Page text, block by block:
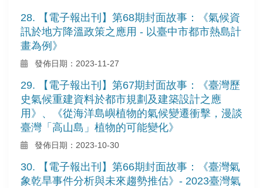
28. 【電子報出刊】第68期封面故事：《氣候資
訊於地方降溫政策之應用 - 以臺中市都市熱島計
畫為例》
發佈日期：2023-11-27
29. 【電子報出刊】第67期封面故事：《臺灣歷
史氣候重建資料於都市規劃及建築設計之應
用》、《從海洋島嶼植物的氣候變遷衝擊，漫談
臺灣「高山島」植物的可能變化》
發佈日期：2023-10-30
30. 【電子報出刊】第66期封面故事：《臺灣氣
象乾旱事件分析與未來趨勢推估》- 2023臺灣氣